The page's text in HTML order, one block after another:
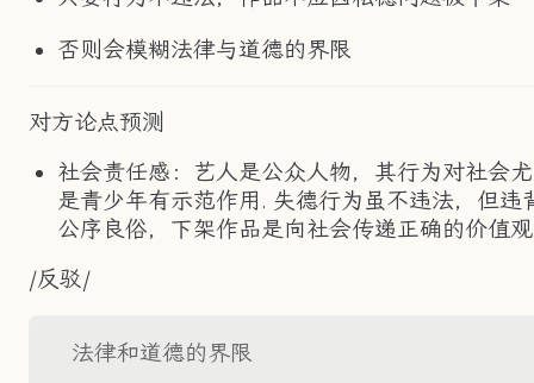
否则会模糊法律与道德的界限
对方论点预测
社会责任感：艺人是公众人物，其行为对社会
是青少年有示范作用. 失德行为虽不违法，但违
公序良俗，下架作品是向社会传递正确的价值
/反驳/
法律和道德的界限